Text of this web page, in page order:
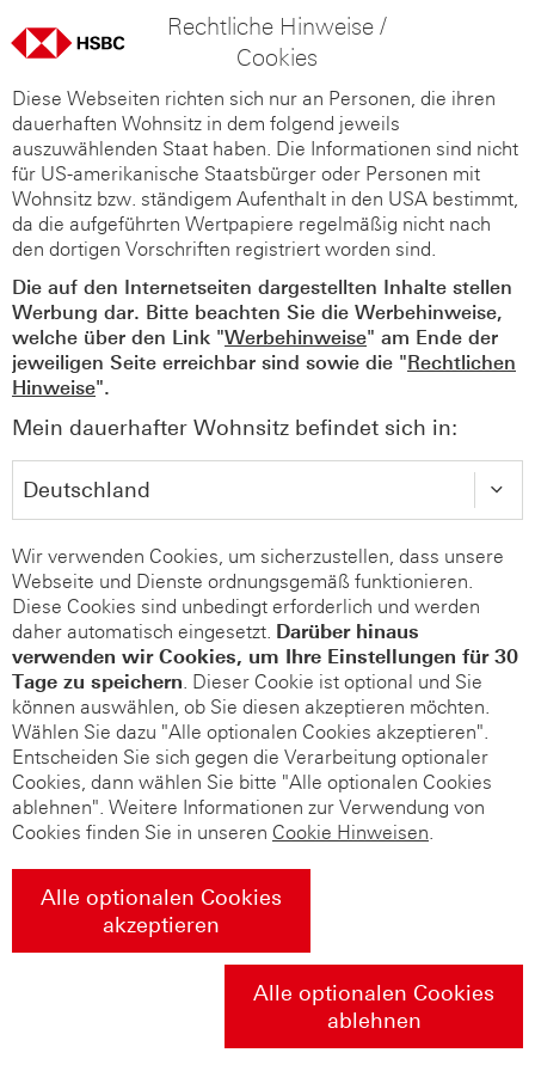
Rechtliche Hinweise /
Cookies
Diese Webseiten richten sich nur an Personen, die ihren
dauerhaften Wohnsitz in dem folgend jeweils
auszuwählenden Staat haben. Die Informationen sind nicht
für US-amerikanische Staatsbürger oder Personen mit
Wohnsitz bzw. ständigem Aufenthalt in den USA bestimmt,
da die aufgeführten Wertpapiere regelmäßig nicht nach
den dortigen Vorschriften registriert worden sind.
Die auf den Internetseiten dargestellten Inhalte stellen
Werbung dar. Bitte beachten Sie die Werbehinweise,
welche über den Link "Werbehinweise" am Ende der
jeweiligen Seite erreichbar sind sowie die "Rechtlichen
Hinweise".
Mein dauerhafter Wohnsitz befindet sich in:
Wir verwenden Cookies, um sicherzustellen, dass unsere
Webseite und Dienste ordnungsgemäß funktionieren.
Diese Cookies sind unbedingt erforderlich und werden
daher automatisch eingesetzt. Darüber hinaus
verwenden wir Cookies, um Ihre Einstellungen für 30
Tage zu speichern. Dieser Cookie ist optional und Sie
können auswählen, ob Sie diesen akzeptieren möchten.
Wählen Sie dazu "Alle optionalen Cookies akzeptieren".
Entscheiden Sie sich gegen die Verarbeitung optionaler
Cookies, dann wählen Sie bitte "Alle optionalen Cookies
ablehnen". Weitere Informationen zur Verwendung von
Cookies finden Sie in unseren Cookie Hinweisen.
Alle optionalen Cookies
akzeptieren
Alle optionalen Cookies
ablehnen